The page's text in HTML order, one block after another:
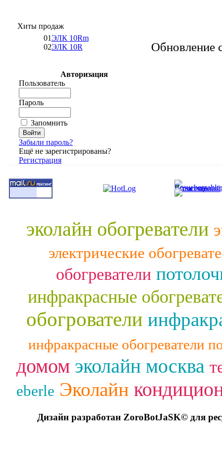
Хиты продаж
01ЭЛК 10Rm
02ЭЛК 10R
Авторизация
Пользователь
Пароль
Запомнить
Забыли пароль?
Ещё не зарегистрированы?
Регистрация
Обновление
эколайн обогреватели
электрические
обогреватели
инфракрасные
обогрователи
инфракрасные обогреватели
домом эколайн москва
eberle Эколайн
Дизайн разработан ZoroBotJaSK© для